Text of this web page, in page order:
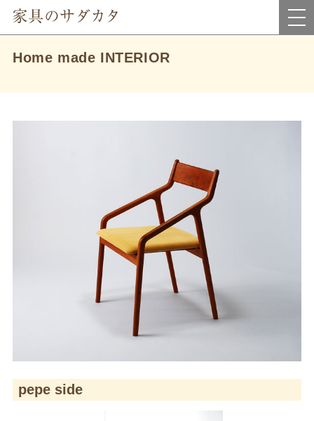
岡山県真庭市にあるインテリア家具・雑貨＆アウトレット家具のお店です。
Home made INTERIOR
pepe side